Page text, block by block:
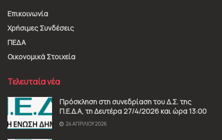
Επικοινωνία
Χρήσιμες Συνδέσεις
ΠΕΔΑ
Οικονομικά Στοιχεία
Τελευταία νέα
Πρόσκληση στη συνεδρίαση του Δ.Σ. της
Π.Ε.Δ.Α, τη Δευτέρα 27/4/2026 και ώρα 13:00
24 ΑΠΡΙΛΊΟΥ 2026